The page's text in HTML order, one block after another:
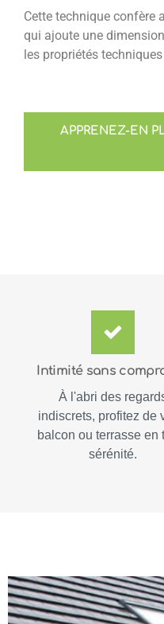
Cette technique confère
qui ajoute une
les propriétés
APPRENEZ-EN
Intimité sans
À l'abri des
indiscrets, profitez de
balcon ou terrasse en
sérénité.